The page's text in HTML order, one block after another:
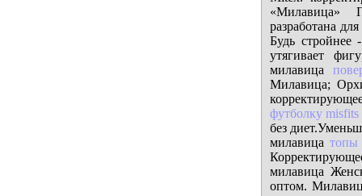
«Милавица»
разработана
Будь стройнее
утягивает
милавица
Милавица;
футболку misfits
без
милавица
милавица
оптом.